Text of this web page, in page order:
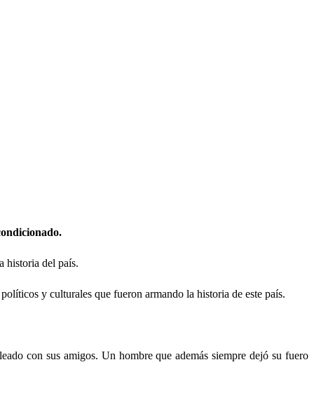
historia del país.
y culturales que fueron armando la historia de este país.
con sus amigos. Un hombre que además siempre dejó su fuero